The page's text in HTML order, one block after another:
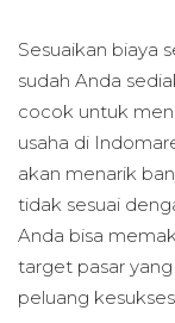
Sesuaikan biaya
sudah Anda
cocok untuk
usaha di
akan menarik
tidak sesuai
Anda bisa
target pasar
peluang